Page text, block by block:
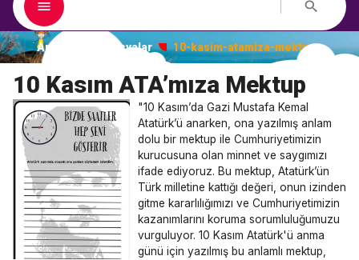
Ana Sayfa Dosyalar 10-kasim-atamiza-mektup
10 Kasım ATA’mıza Mektup
"10 Kasım’da Gazi Mustafa Kemal
Atatürk’ü anarken, ona yazılmış anlam
dolu bir mektup ile Cumhuriyetimizin
kurucusuna olan minnet ve saygımızı
ifade ediyoruz. Bu mektup, Atatürk’ün
Türk milletine kattığı değeri, onun izinden
gitme kararlılığımızı ve Cumhuriyetimizin
kazanımlarını koruma sorumluluğumuzu
vurguluyor. 10 Kasım Atatürk'ü anma
günü için yazılmış bu anlamlı mektup,